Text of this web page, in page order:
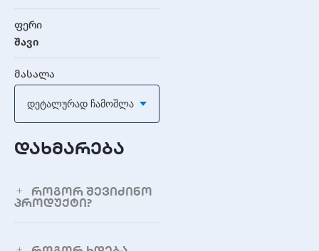
ფერი
შავი
მასალა
PVC
ტექნიკური
მახასიათებლები
სიჩქარე
480Mbps (USB 2.0 High-
Დეტალურად Ჩამოშლა
დახმარება
როგორ შევიძინო
პროდუქტი?